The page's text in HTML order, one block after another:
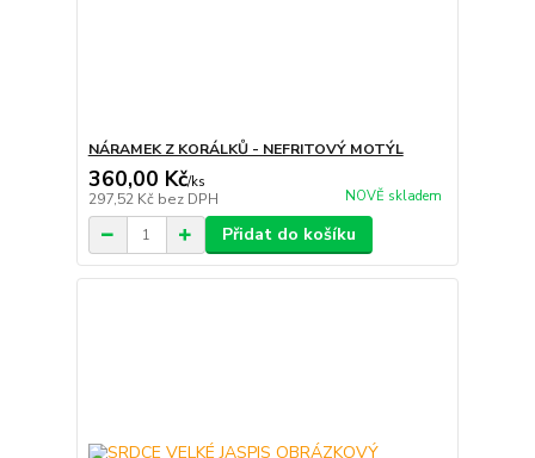
NÁRAMEK Z KORÁLKŮ - NEFRITOVÝ MOTÝL
360,00 Kč/ks
297,52 Kč bez DPH NOVĚ skladem
Přidat do košíku